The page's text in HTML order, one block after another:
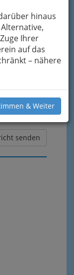
hinaus
Alternative,
Ihrer
auf das
– nähere
& Weiter
senden